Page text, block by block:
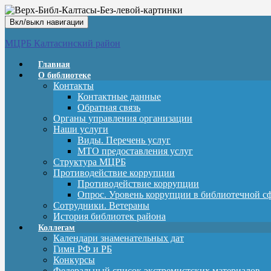
Вкл/выкл навигации
МЦРБ Калтасинский район
Главная
О библиотеке
Контакты
Контактные данные
Обратная связь
Органы управления организации
Наши услуги
Виды. Перечень услуг
МТО предоставления услуг
Структура МЦРБ
Противодействие коррупции
Противодействие коррупции
Опрос. Уровень коррупции в библиотечной
Сотрудники. Ветераны
История библиотек района
Коллегам
Календари знаменательных дат
Гимн РФ и РБ
Конкурсы